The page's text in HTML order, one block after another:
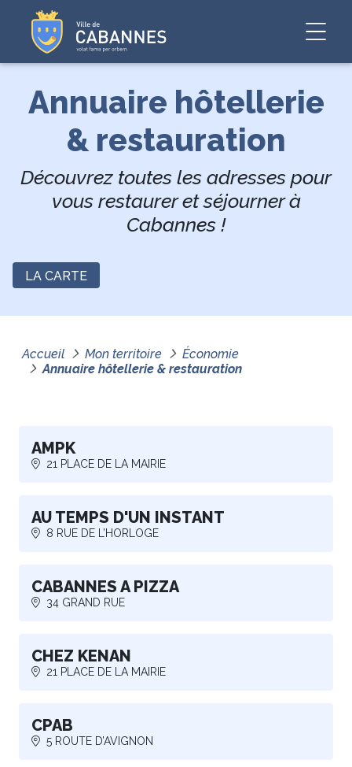
Annuaire hôtellerie
& restauration
Découvrez toutes les adresses pour
vous restaurer et séjourner à
Cabannes !
LA CARTE
Accueil Mon territoire
Économie
Annuaire hôtellerie & restauration
AMPK
21 PLACE DE LA MAIRIE
AU TEMPS D'UN INSTANT
8 RUE DE L’HORLOGE
CABANNES A PIZZA
34 GRAND RUE
CHEZ KENAN
21 PLACE DE LA MAIRIE
CPAB
5 ROUTE D’AVIGNON